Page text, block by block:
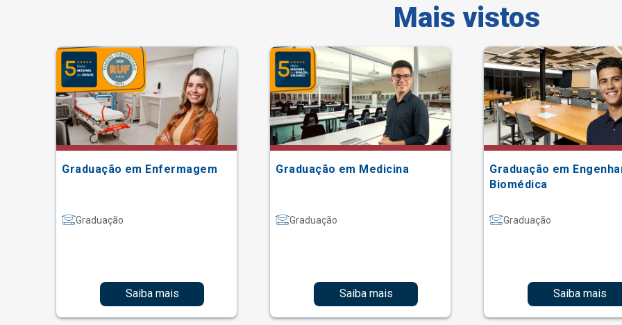
Mais vistos
Graduação em Enfermagem
Graduação
Saiba mais
Graduação em Medicina
Graduação
Saiba mais
Graduação em
Biomédica
Graduação
Saiba mais